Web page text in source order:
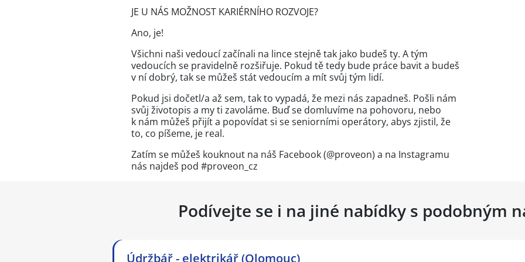
JE U NÁS MOŽNOST KARIÉRNÍHO ROZVOJE?
Ano, je!
Všichni naši vedoucí začínali na lince stejně tak jako budeš ty. A tým
vedoucích se pravidelně rozšiřuje. Pokud tě tedy bude práce bavit a budeš
v ní dobrý, tak se můžeš stát vedoucím a mít svůj tým lidí.
Pokud jsi dočetl/a až sem, tak to vypadá, že mezi nás zapadneš. Pošli nám
svůj životopis a my ti zavoláme. Buď se domluvíme na pohovoru, nebo
k nám můžeš přijít a popovídat si se seniorními operátory, abys zjistil, že
to, co píšeme, je real.
Zatím se můžeš kouknout na náš Facebook (@proveon) a na Instagramu
nás najdeš pod #proveon_cz
Podívejte se i na jiné nabídky s podobným
Údržbář - elektrikář (Olomouc)